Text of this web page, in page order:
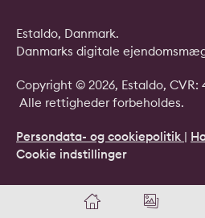
Copyright © 2026, Estaldo, CVR:
Alle rettigheder forbeholdes.
Persondata- og cookiepolitik |
Cookie indstillinger
Estaldo, Danmark.
Danmarks digitale